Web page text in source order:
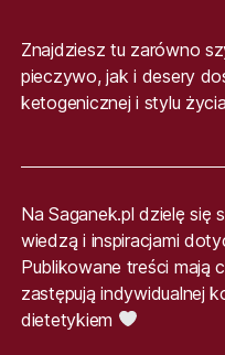
Znajdziesz tu zarówno
pieczywo, jak i desery
ketogenicznej i stylu
Na Saganek.pl dzielę się
wiedzą i inspiracjami
Publikowane treści mają
zastępują indywidualnej
dietetykiem